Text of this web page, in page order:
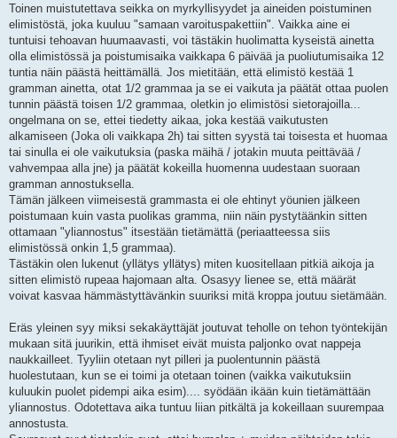
Toinen muistutettava seikka on myrkyllisyydet ja aineiden poistuminen
elimistöstä, joka kuuluu "samaan varoituspakettiin". Vaikka aine ei
tuntuisi tehoavan huumaavasti, voi tästäkin huolimatta kyseistä ainetta
olla elimistössä ja poistumisaika vaikkapa 6 päivää ja puoliutumisaika 12
tuntia näin päästä heittämällä. Jos mietitään, että elimistö kestää 1
gramman ainetta, otat 1/2 grammaa ja se ei vaikuta ja päätät ottaa puolen
tunnin päästä toisen 1/2 grammaa, oletkin jo elimistösi sietorajoilla...
ongelmana on se, ettei tiedetty aikaa, joka kestää vaikutusten
alkamiseen (Joka oli vaikkapa 2h) tai sitten syystä tai toisesta et huomaa
tai sinulla ei ole vaikutuksia (paska mäihä / jotakin muuta peittävää /
vahvempaa alla jne) ja päätät kokeilla huomenna uudestaan suoraan
gramman annostuksella.
Tämän jälkeen viimeisestä grammasta ei ole ehtinyt yöunien jälkeen
poistumaan kuin vasta puolikas gramma, niin näin pystytäänkin sitten
ottamaan "yliannostus" itsestään tietämättä (periaatteessa siis
elimistössä onkin 1,5 grammaa).
Tästäkin olen lukenut (yllätys yllätys) miten kuositellaan pitkiä aikoja ja
sitten elimistö rupeaa hajomaan alta. Osasyy lienee se, että määrät
voivat kasvaa hämmästyttävänkin suuriksi mitä kroppa joutuu sietämään.
Eräs yleinen syy miksi sekakäyttäjät joutuvat teholle on tehon työntekijän
mukaan sitä juurikin, että ihmiset eivät muista paljonko ovat nappeja
naukkailleet. Tyyliin otetaan nyt pilleri ja puolentunnin päästä
huolestutaan, kun se ei toimi ja otetaan toinen (vaikka vaikutuksiin
kuluukin puolet pidempi aika esim).... syödään ikään kuin tietämättään
yliannostus. Odotettava aika tuntuu liian pitkältä ja kokeillaan suurempaa
annostusta.